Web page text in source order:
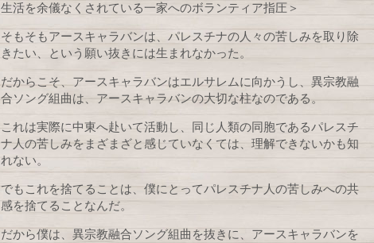
生活を余儀なくされている一家へのボランティア指圧＞
そもそもアースキャラバンは、パレスチナの人々の苦しみを取り除
きたい、という願い抜きには生まれなかった。
だからこそ、アースキャラバンはエルサレムに向かうし、異宗教融
合ソング組曲は、アースキャラバンの大切な柱なのである。
これは実際に中東へ赴いて活動し、同じ人類の同胞であるパレスチ
ナ人の苦しみをまざまざと感じていなくては、理解できないかも知
れない。
でもこれを捨てることは、僕にとってパレスチナ人の苦しみへの共
感を捨てることなんだ。
だから僕は、異宗教融合ソング組曲を抜きに、アースキャラバンを